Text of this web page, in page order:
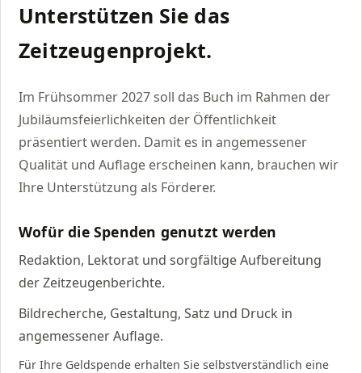
Unterstützen Sie das
Zeitzeugenprojekt.
Im Frühsommer 2027 soll das Buch im Rahmen der
Jubiläumsfeierlichkeiten der Öffentlichkeit
präsentiert werden. Damit es in angemessener
Qualität und Auflage erscheinen kann, brauchen wir
Ihre Unterstützung als Förderer.
Wofür die Spenden genutzt werden
Redaktion, Lektorat und sorgfältige Aufbereitung
der Zeitzeugenberichte.
Bildrecherche, Gestaltung, Satz und Druck in
angemessener Auflage.
Für Ihre Geldspende erhalten Sie selbstverständlich eine